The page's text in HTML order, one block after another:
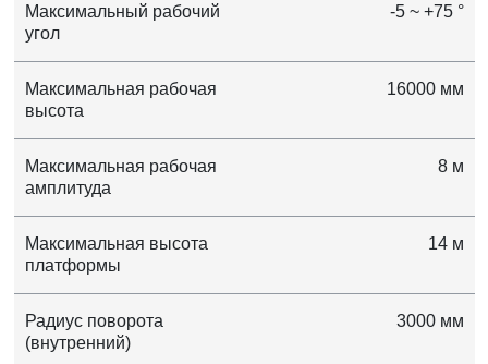
Максимальный рабочий
угол
-5 ~ +75 °
Максимальная рабочая
высота
16000 мм
Максимальная рабочая
амплитуда
8 м
Максимальная высота
платформы
14 м
Радиус поворота
(внутренний)
3000 мм